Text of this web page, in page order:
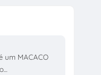
um MACACO